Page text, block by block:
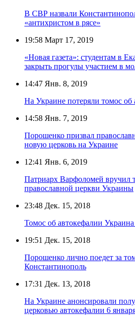
В СВР назвали
«антихристом в рясе»
19:58 Март 17, 2019
«Новая газета»: студентам в
закрыть прогулы участием в
14:47 Янв. 8, 2019
На Украине потеряли томос об
14:58 Янв. 7, 2019
Порошенко призвал
новую церковь на Украине
12:41 Янв. 6, 2019
Патриарх Варфоломей вручил
православной церкви Украины
23:48 Дек. 15, 2018
Томос об автокефалии
19:51 Дек. 15, 2018
Порошенко лично поедет за
Константинополь
17:31 Дек. 13, 2018
На Украине анонсировали
церковью автокефалии 6